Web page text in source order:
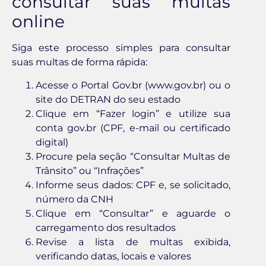
online
Siga este processo simples para consultar
suas multas de forma rápida:
Acesse o Portal Gov.br (www.gov.br) ou o
site do DETRAN do seu estado
Clique em “Fazer login” e utilize sua
conta gov.br (CPF, e-mail ou certificado
digital)
Procure pela seção “Consultar Multas de
Trânsito” ou “Infrações”
Informe seus dados: CPF e, se solicitado,
número da CNH
Clique em “Consultar” e aguarde o
carregamento dos resultados
Revise a lista de multas exibida,
verificando datas, locais e valores